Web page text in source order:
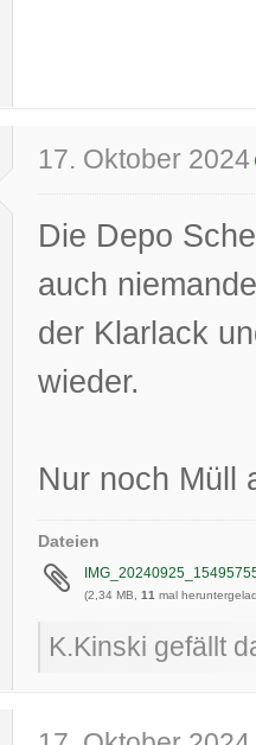
17. Oktober 2024
Die Depo
auch
der Klarlack
wieder.
Nur noch Müll
Dateien
(2,34 MB, 11 mal
K.Kinski gefällt